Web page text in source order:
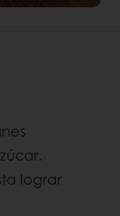
lograr